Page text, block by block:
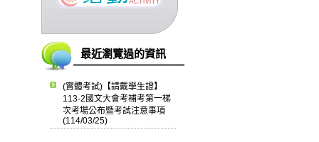
最近瀏覽過的資訊
(實體考試)【請戴學生證】
113-2國文大會考補考第一梯
次考場公布暨考試注意事項
(114/03/25)